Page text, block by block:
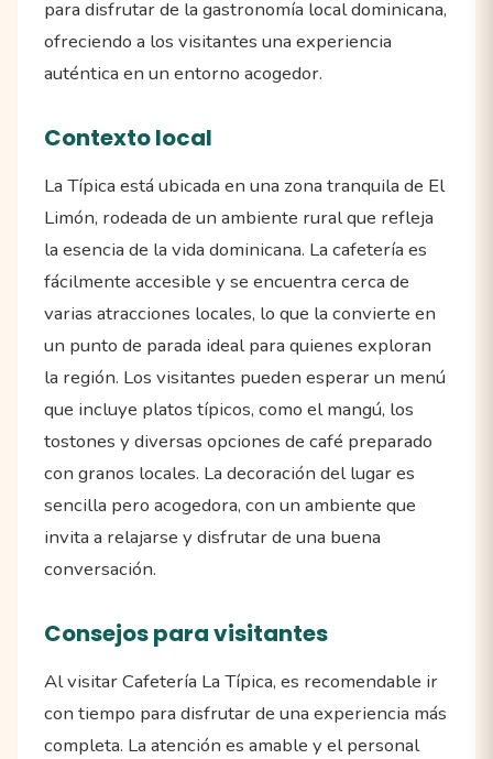
para disfrutar de la gastronomía local dominicana,
ofreciendo a los visitantes una experiencia
auténtica en un entorno acogedor.
Contexto local
La Típica está ubicada en una zona tranquila de El
Limón, rodeada de un ambiente rural que refleja
la esencia de la vida dominicana. La cafetería es
fácilmente accesible y se encuentra cerca de
varias atracciones locales, lo que la convierte en
un punto de parada ideal para quienes exploran
la región. Los visitantes pueden esperar un menú
que incluye platos típicos, como el mangú, los
tostones y diversas opciones de café preparado
con granos locales. La decoración del lugar es
sencilla pero acogedora, con un ambiente que
invita a relajarse y disfrutar de una buena
conversación.
Consejos para visitantes
Al visitar Cafetería La Típica, es recomendable ir
con tiempo para disfrutar de una experiencia más
completa. La atención es amable y el personal